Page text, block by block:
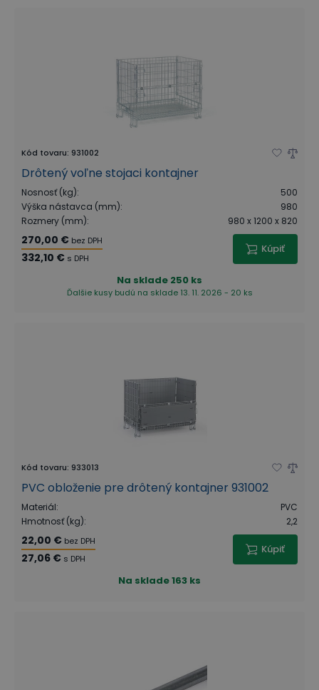
Kód tovaru: 931002
Drôtený voľne stojaci kontajner
Nosnosť (kg):
500
Výška nástavca (mm):
980
Rozmery (mm): 980 x 1200 x 820
270,00 € bez DPH
332,10 € s DPH
Kúpiť
Na sklade 250 ks
Ďalšie kusy budú na sklade 13. 11. 2026 - 20 ks
Kód tovaru: 933013
PVC obloženie pre drôtený kontajner 931002
Materiál:
PVC
Hmotnosť (kg): 2,2
22,00 € bez DPH
27,06 € s DPH
Kúpiť
Na sklade163 ks